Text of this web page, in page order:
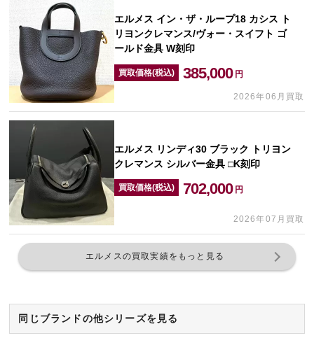
エルメス イン・ザ・ループ18 カシス ト
リヨンクレマンス/ヴォー・スイフト ゴ
ールド金具 W刻印
買取価格(税込) 385,000 円
2026年06月買取
エルメス リンディ30 ブラック トリヨン
クレマンス シルバー金具 □K刻印
買取価格(税込) 702,000 円
2026年07月買取
エルメスの買取実績をもっと見る
同じブランドの他シリーズを見る